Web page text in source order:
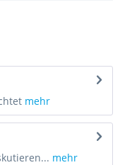
mehr
mehr